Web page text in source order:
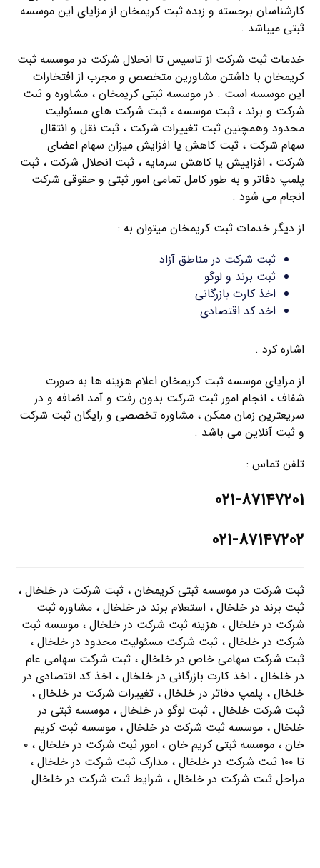
کارشناسان برجسته و زبده ثبت کریمخان از مزایای این موسسه
ثبتی میباشد .
خدمات ثبت شرکت از تاسیس تا انحلال شرکت در موسسه ثبت
کریمخان با داشتن مشاورین متخصص و مجرب از افتخارات
این موسسه است . در موسسه ثبتی کریمخان ، مشاوره و ثبت
شرکت و برند ، ثبت موسسه ، ثبت شرکت های مسئولیت
محدود وهمچنین ثبت تغییرات شرکت ، ثبت نقل و انتقال
سهام شرکت ، ثبت کاهش یا افزایش میزان سهام اعضای
شرکت ، افزاییش یا کاهش سرمایه ، ثبت انحلال شرکت ، ثبت
پلمپ دفاتر و به طور کامل تمامی امور ثبتی و حقوقی شرکت
انجام می شود .
از دیگر خدمات ثبت کریمخان میتوان به :
ثبت شرکت در مناطق آزاد
ثبت برند و لوگو
اخذ کارت بازرگانی
اخد کد اقتصادی
اشاره کرد .
از مزایای موسسه ثبت کریمخان اعلام هزینه ها به صورت
شفاف ، انجام امور ثبت شرکت بدون رفت و آمد اضافه و در
سریعترین زمان ممکن ، مشاوره تخصصی و رایگان ثبت شرکت
و ثبت آنلاین می باشد .
تلفن تماس :
۰۲۱-۸۷۱۴۷۲۰۱
۰۲۱-۸۷۱۴۷۲۰۲
ثبت شرکت در موسسه ثبتی کریمخان ، ثبت شرکت در خلخال ،
ثبت برند در خلخال ، استعلام برند در خلخال ، مشاوره ثبت
شرکت در خلخال ، هزینه ثبت شرکت در خلخال ، موسسه ثبت
شرکت در خلخال ، ثبت شرکت مسئولیت محدود در خلخال ،
ثبت شرکت سهامی خاص در خلخال ، ثبت شرکت سهامی عام
در خلخال ، اخذ کارت بازرگانی در خلخال ، اخذ کد اقتصادی در
خلخال ، پلمپ دفاتر در خلخال ، تغییرات شرکت در خلخال ،
ثبت شرکت خلخال ، ثبت لوگو در خلخال ، موسسه ثبتی در
خلخال ، موسسه ثبت شرکت در خلخال ، موسسه ثبت کریم
خان ، موسسه ثبتی کریم خان ، امور ثبت شرکت در خلخال ، ۰
تا ۱۰۰ ثبت شرکت در خلخال ، مدارک ثبت شرکت در خلخال ،
مراحل ثبت شرکت در خلخال ، شرایط ثبت شرکت در خلخال